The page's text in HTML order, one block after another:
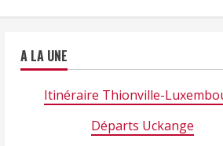
A LA UNE
Itinéraire Thionville-
Départs Uckange